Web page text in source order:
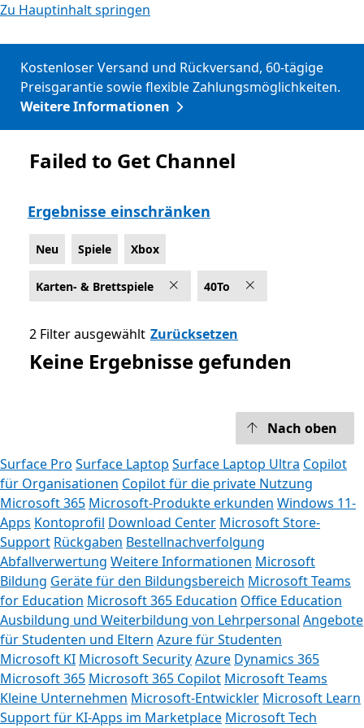
Zu Hauptinhalt springen
Kostenloser Versand und Rückversand, 60-tägige
Preisgarantie sowie flexible Zahlungsmöglichkeiten.
Weitere Informationen
Neu
Failed to Get Channel
Ergebnisse einschränken
Neu Spiele Xbox
Karten- & Brettspiele 40To
2 Filter ausgewählt Zurücksetzen
Keine Ergebnisse gefunden
Nach oben
Surface Pro Surface Laptop Surface Laptop Ultra Copilot
für Organisationen Copilot für die private Nutzung
Microsoft 365 Microsoft-Produkte erkunden Windows 11-
Apps Kontoprofil Download Center Microsoft Store-
Support Rückgaben Bestellnachverfolgung
Abfallverwertung Weitere Informationen Microsoft
Bildung Geräte für den Bildungsbereich Microsoft Teams
for Education Microsoft 365 Education Office Education
Ausbildung und Weiterbildung von Lehrpersonal Angebote
für Studenten und Eltern Azure für Studenten
Microsoft KI Microsoft SecurityAzure Dynamics 365
Microsoft 365 Microsoft 365 Copilot Microsoft Teams
Kleine Unternehmen Microsoft-Entwickler Microsoft Learn
Support für KI-Apps im Marketplace Microsoft Tech